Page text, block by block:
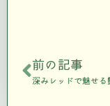
前の記事